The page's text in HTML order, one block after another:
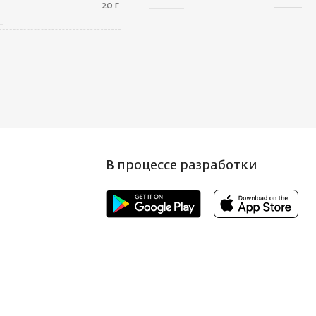
20 г
BN
ЦВЕТ КРЮЧКА BN
В процессе разработки